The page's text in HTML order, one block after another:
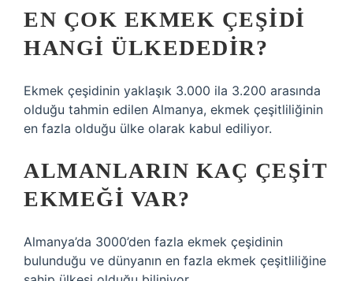
EN ÇOK EKMEK ÇEŞIDI
HANGI ÜLKEDEDIR?
Ekmek çeşidinin yaklaşık 3.000 ila 3.200 arasında
olduğu tahmin edilen Almanya, ekmek çeşitliliğinin
en fazla olduğu ülke olarak kabul ediliyor.
ALMANLARIN KAÇ ÇEŞIT
EKMEĞI VAR?
Almanya’da 3000’den fazla ekmek çeşidinin
bulunduğu ve dünyanın en fazla ekmek çeşitliliğine